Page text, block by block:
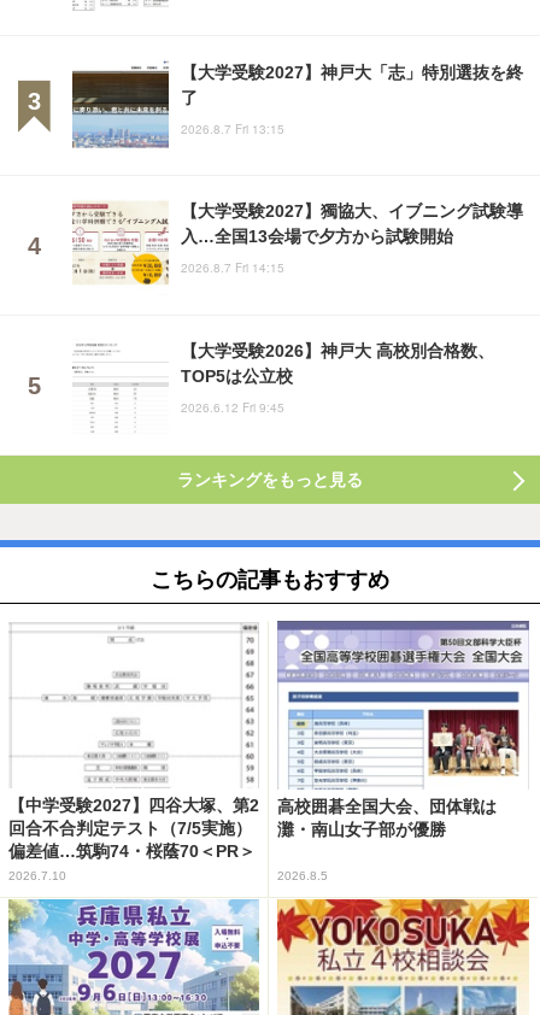
【大学受験2027】神戸大「志」特別選抜を終
了
2026.8.7 Fri 13:15
【大学受験2027】獨協大、イブニング試験導
入…全国13会場で夕方から試験開始
2026.8.7 Fri 14:15
【大学受験2026】神戸大 高校別合格数、
TOP5は公立校
2026.6.12 Fri 9:45
ランキングをもっと見る
こちらの記事もおすすめ
【中学受験2027】四谷大塚、第2
回合不合判定テスト（7/5実施）
偏差値…筑駒74・桜蔭70＜PR＞
2026.7.10
高校囲碁全国大会、団体戦は
灘・南山女子部が優勝
2026.8.5